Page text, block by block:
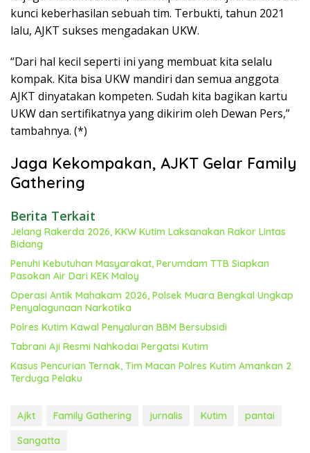
kunci keberhasilan sebuah tim. Terbukti, tahun 2021
lalu, AJKT sukses mengadakan UKW.
“Dari hal kecil seperti ini yang membuat kita selalu
kompak. Kita bisa UKW mandiri dan semua anggota
AJKT dinyatakan kompeten. Sudah kita bagikan kartu
UKW dan sertifikatnya yang dikirim oleh Dewan Pers,”
tambahnya. (*)
Jaga Kekompakan, AJKT Gelar Family
Gathering
Berita Terkait
Jelang Rakerda 2026, KKW Kutim Laksanakan Rakor Lintas
Bidang
Penuhi Kebutuhan Masyarakat, Perumdam TTB Siapkan
Pasokan Air Dari KEK Maloy
Operasi Antik Mahakam 2026, Polsek Muara Bengkal Ungkap
Penyalagunaan Narkotika
Polres Kutim Kawal Penyaluran BBM Bersubsidi
Tabrani Aji Resmi Nahkodai Pergatsi Kutim
Kasus Pencurian Ternak, Tim Macan Polres Kutim Amankan 2
Terduga Pelaku
Ajkt Family Gathering jurnalis Kutim
pantai
Sangatta